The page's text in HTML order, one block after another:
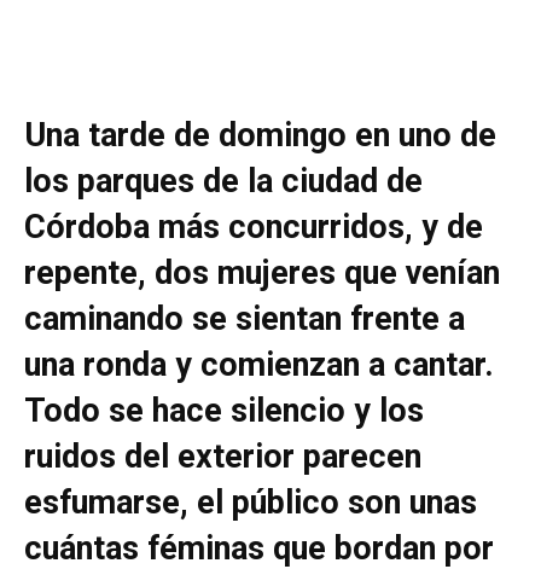
Una tarde de domingo en uno de
los parques de la ciudad de
Córdoba más concurridos, y de
repente, dos mujeres que venían
caminando se sientan frente a
una ronda y comienzan a cantar.
Todo se hace silencio y los
ruidos del exterior parecen
esfumarse, el público son unas
cuántas féminas que bordan por